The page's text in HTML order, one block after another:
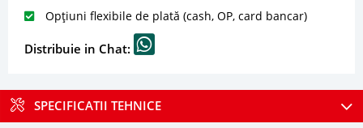
Opțiuni flexibile de plată (cash, OP, card bancar)
Distribuie in Chat:
SPECIFICATII TEHNICE